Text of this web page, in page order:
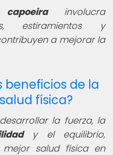
capoeirainvolucra
estiramientos y
a mejorar la
beneficios de la
física?
la fuerza, la
y el equilibrio,
salud física en